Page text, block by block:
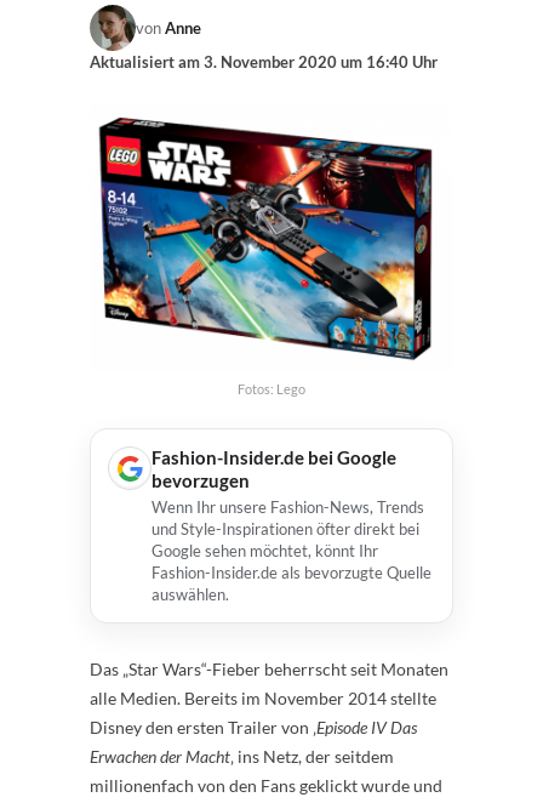
vonAnne
Aktualisiert am3. November 2020 um 16:40 Uhr
Fotos: Lego
Fashion-Insider.de bei Google
bevorzugen
Wenn Ihr unsere Fashion-News, Trends
und Style-Inspirationen öfter direkt bei
Google sehen möchtet, könnt Ihr
Fashion-Insider.de als bevorzugte Quelle
auswählen.
Das „Star Wars“-Fieber beherrscht seit Monaten
alle Medien. Bereits im November 2014 stellte
Disney den ersten Trailer von ‚Episode IV Das
Erwachen der Macht‚ ins Netz, der seitdem
millionenfach von den Fans geklickt wurde und